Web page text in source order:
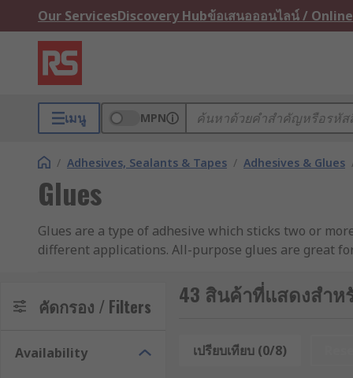
Our ServicesDiscovery Hubข้อเสนอออนไลน์ /
เมนู MPN
/ Adhesives, Sealants & Tapes / Adhesives & Glues
Glues
Glues are a type of adhesive which sticks two or
different applications. All-purpose glues are great
Glues are usually designed to work with specific
both the surface and environment you are working
Our range includes everything from super glue
and Gorilla, as well as our own RS PRO.
คัดกรอง / Filters
Availability
43 สินค้าที่แสดงสำห
เปรียบเทียบ (0/8)